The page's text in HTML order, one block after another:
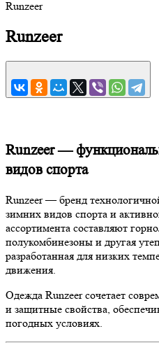
Runzeer
Runzeer
Runzeer —
видов спорта
Runzeer — бренд
зимних видов спорта и
ассортимента составляют
полукомбинезоны и другая
разработанная для низких
движения.
Одежда Runzeer сочетает
и защитные свойства,
погодных условиях.